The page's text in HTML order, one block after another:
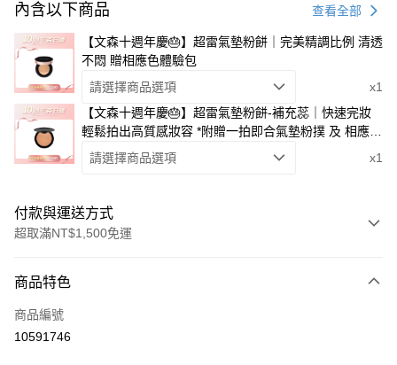
內含以下商品 查看全部
【文森十週年慶🎂】超雷氣墊粉餅｜完美精調比例 清透
不悶 贈相應色體驗包
請選擇商品選項
x1
【文森十週年慶🎂】超雷氣墊粉餅-補充蕊｜快速完妝
輕鬆拍出高質感妝容 *附贈一拍即合氣墊粉撲 及 相應色
號體驗包
請選擇商品選項 x1
付款與運送方式
超取滿NT$1,500免運
信用卡一次付款
超商取貨付款
商品特色
商品編號
10591746